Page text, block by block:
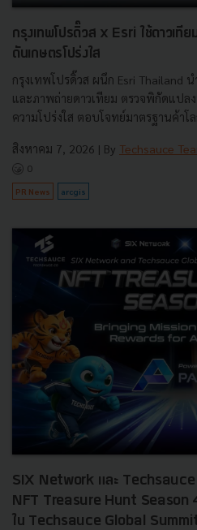
กรุงเทพโปรดิ๊วส x Esri ใช้ดาวเ
ดันเกษตรโปร่งใส
กรุงเทพโปรดิ๊วส ผนึก Esri Thailand
และภาพถ่ายดาวเทียม ตรวจพิกัดแปล
ความโปร่งใส ตอบโจทย์มาตรฐานค้าโ
สิงหาคม 7, 2026 | By Techsauce
0
PR News arcgis
SIX Network และ Techsauce
NFT Treasure Hunt Season
ใน Techsauce Global